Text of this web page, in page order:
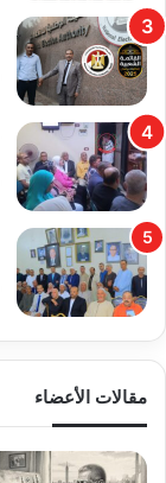
مقالات الأعضاء